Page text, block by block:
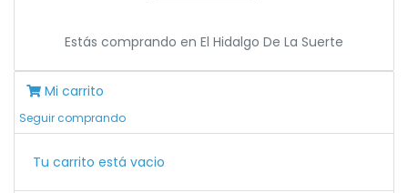
Estás comprando en El Hidalgo De La Suerte
Mi carrito
Seguir comprando
Tu carrito está vacio